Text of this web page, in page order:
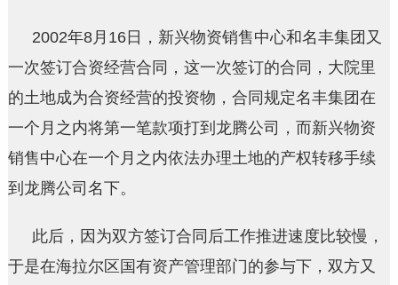
2002年8月16日，新兴物资销售中心和名丰集团又
一次签订合资经营合同，这一次签订的合同，大院里
的土地成为合资经营的投资物，合同规定名丰集团在
一个月之内将第一笔款项打到龙腾公司，而新兴物资
销售中心在一个月之内依法办理土地的产权转移手续
到龙腾公司名下。
此后，因为双方签订合同后工作推进速度比较慢，
于是在海拉尔区国有资产管理部门的参与下，双方又